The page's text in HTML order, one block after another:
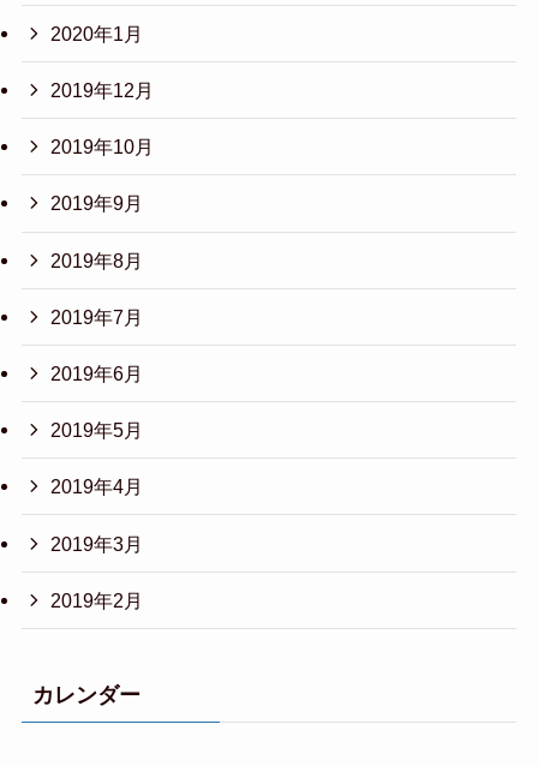
2020年1月
2019年12月
2019年10月
2019年9月
2019年8月
2019年7月
2019年6月
2019年5月
2019年4月
2019年3月
2019年2月
カレンダー